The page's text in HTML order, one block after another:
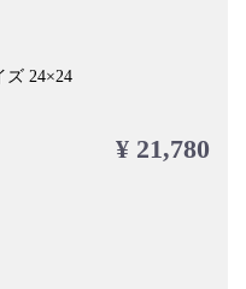
24×24
¥ 21,780